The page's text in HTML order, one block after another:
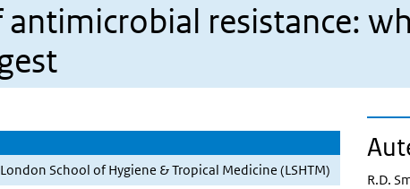
resistance:
London School of Hygiene & Tropical Medicine (LSHTM)
R.D.